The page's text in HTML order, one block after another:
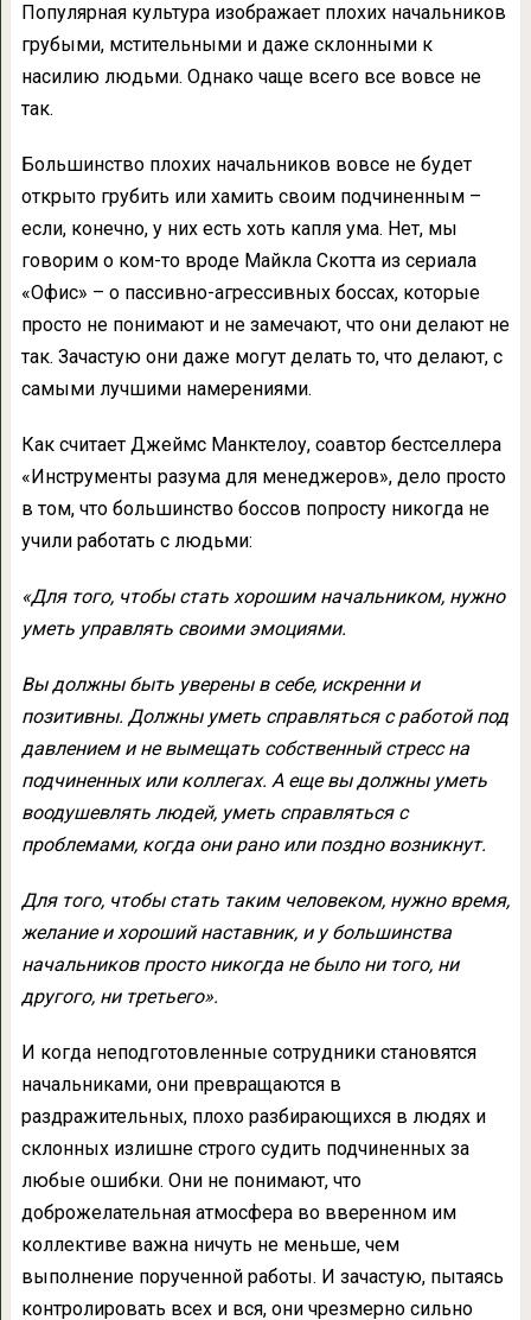
Популярная культура изображает плохих начальников
грубыми, мстительными и даже склонными к
насилию людьми. Однако чаще всего все вовсе не
так.
Большинство плохих начальников вовсе не будет
открыто грубить или хамить своим подчиненным –
если, конечно, у них есть хоть капля ума. Нет, мы
говорим о ком-то вроде Майкла Скотта из сериала
«Офис» – о пассивно-агрессивных боссах, которые
просто не понимают и не замечают, что они делают не
так. Зачастую они даже могут делать то, что делают, с
самыми лучшими намерениями.
Как считает Джеймс Манктелоу, соавтор бестселлера
«Инструменты разума для менеджеров», дело просто
в том, что большинство боссов попросту никогда не
учили работать с людьми:
«Для того, чтобы стать хорошим начальником, нужно
уметь управлять своими эмоциями.
Вы должны быть уверены в себе, искренни и
позитивны. Должны уметь справляться с работой под
давлением и не вымещать собственный стресс на
подчиненных или коллегах. А еще вы должны уметь
воодушевлять людей, уметь справляться с
проблемами, когда они рано или поздно возникнут.
Для того, чтобы стать таким человеком, нужно время,
желание и хороший наставник, и у большинства
начальников просто никогда не было ни того, ни
другого, ни третьего».
И когда неподготовленные сотрудники становятся
начальниками, они превращаются в
раздражительных, плохо разбирающихся в людях и
склонных излишне строго судить подчиненных за
любые ошибки. Они не понимают, что
доброжелательная атмосфера во вверенном им
коллективе важна ничуть не меньше, чем
выполнение порученной работы. И зачастую, пытаясь
контролировать всех и вся, они чрезмерно сильно